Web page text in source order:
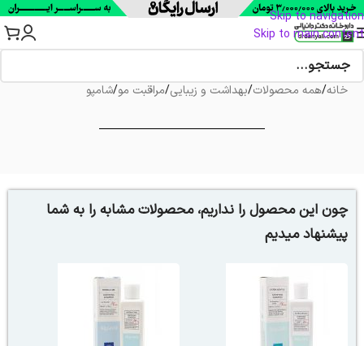
Skip to navigation
Skip to main content
خانه/همه محصولات/بهداشت و زیبایی/مراقبت مو/شامپو
چون این محصول را نداریم، محصولات مشابه را به شما
پیشنهاد میدیم